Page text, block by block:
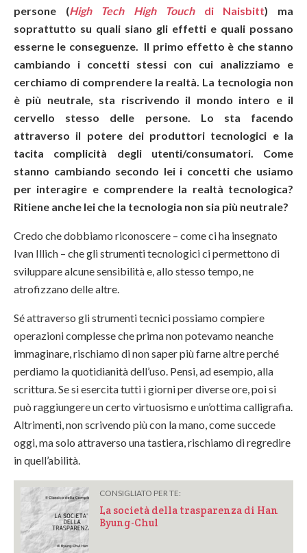
persone (High Tech High Touchdi Naisbitt) ma
soprattutto su quali siano gli effetti e quali possano
esserne le conseguenze. Il primo effetto è che stanno
cambiando i concetti stessi con cui analizziamo e
cerchiamo di comprendere la realtà. La tecnologia non
è più neutrale, sta riscrivendo il mondo intero e il
cervello stesso delle persone. Lo sta facendo
attraverso il potere dei produttori tecnologici e la
tacita complicità degli utenti/consumatori. Come
stanno cambiando secondo lei i concetti che usiamo
per interagire e comprendere la realtà tecnologica?
Ritiene anche lei che la tecnologia non sia più neutrale?
Credo che dobbiamo riconoscere – come ci ha insegnato
Ivan Illich – che gli strumenti tecnologici ci permettono di
sviluppare alcune sensibilità e, allo stesso tempo, ne
atrofizzano delle altre.
Sé attraverso gli strumenti tecnici possiamo compiere
operazioni complesse che prima non potevamo neanche
immaginare, rischiamo di non saper più farne altre perché
perdiamo la quotidianità dell’uso. Pensi, ad esempio, alla
scrittura. Se si esercita tutti i giorni per diverse ore, poi si
può raggiungere un certo virtuosismo e un’ottima calligrafia.
Altrimenti, non scrivendo più con la mano, come succede
oggi, ma solo attraverso una tastiera, rischiamo di regredire
in quell’abilità.
CONSIGLIATO PER TE:
La società della trasparenza di Han
Byung-Chul